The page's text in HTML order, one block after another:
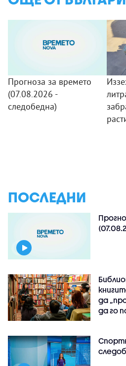
Прогноза за времето
(07.08.2026 -
следобедна)
ПОСЛЕДНИ
да
да го